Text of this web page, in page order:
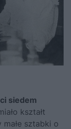
siedem
kształt
sztabki o